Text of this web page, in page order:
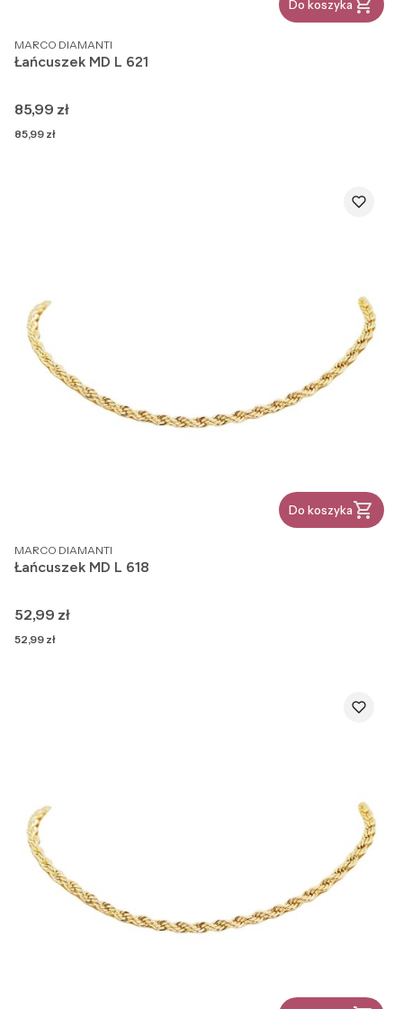
Do koszyka
PRODUCENT
MARCO DIAMANTI
Łańcuszek MD L 621
Cena
85,99 zł
Cena
85,99 zł
Do koszyka
PRODUCENT
MARCO DIAMANTI
Łańcuszek MD L 618
Cena
52,99 zł
Cena
52,99 zł